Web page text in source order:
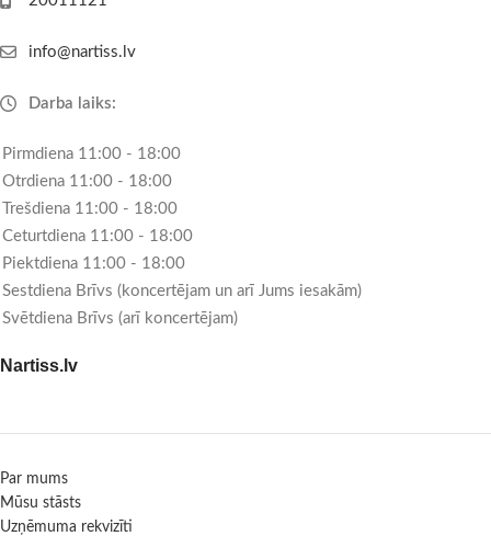
info@nartiss.lv
Darba laiks:
Pirmdiena 11:00 - 18:00
Otrdiena 11:00 - 18:00
Trešdiena 11:00 - 18:00
Ceturtdiena 11:00 - 18:00
Piektdiena 11:00 - 18:00
Sestdiena Brīvs (koncertējam un arī Jums iesakām)
Svētdiena Brīvs (arī koncertējam)
Nartiss.lv
Par mums
Mūsu stāsts
Uzņēmuma rekvizīti